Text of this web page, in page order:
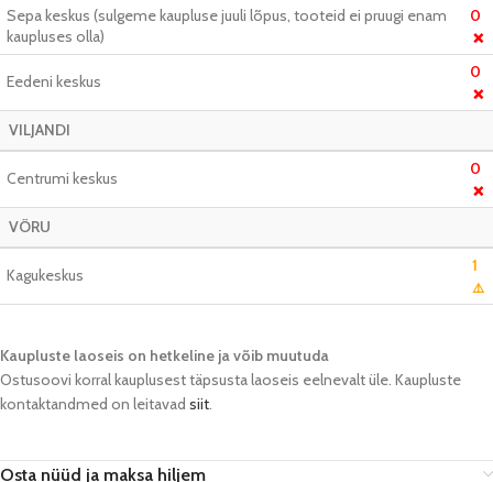
Sepa keskus (sulgeme kaupluse juuli lõpus, tooteid ei pruugi enam
kaupluses olla)
0
❌
Eedeni keskus 0
❌
VILJANDI
Centrumi keskus 0
❌
VÕRU
Kagukeskus 1
⚠️
Kaupluste laoseis on hetkeline ja võib muutuda​
Ostusoovi korral kauplusest täpsusta laoseis eelnevalt üle. Kaupluste
kontaktandmed on leitavad siit.
Osta nüüd ja maksa hiljem